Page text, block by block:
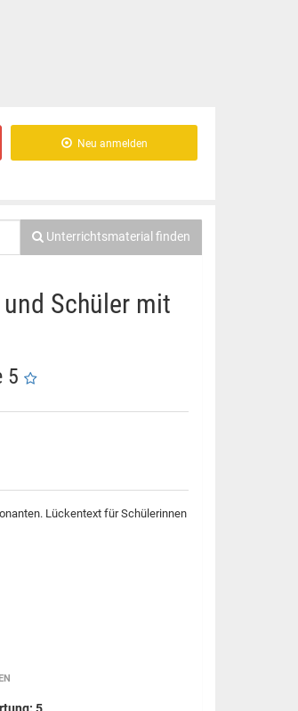
Neu anmelden
Unterrichtsmaterial finden
Schüler mit
5
Lückentext für Schülerinnen